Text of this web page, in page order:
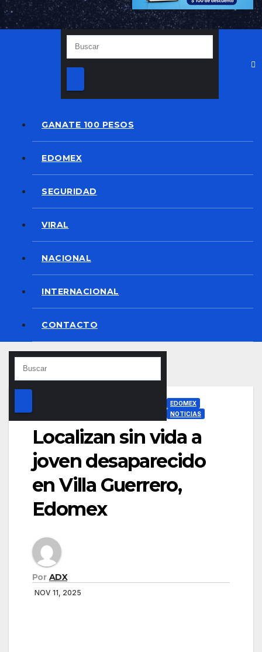
GANATE 100 PESOS
EDOMEX
SEGURIDAD
VIRAL
NACIONAL
INTERNACIONAL
CONTACTO
EDOMEX
NOTICIAS
Localizan sin vida a
joven desaparecido
en Villa Guerrero,
Edomex
Por ADX
NOV 11, 2025